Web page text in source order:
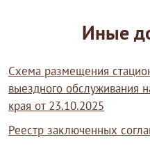
Иные
Схема размещения
выездного обслуживания
края от 23.10.2025
Реестр заключенных